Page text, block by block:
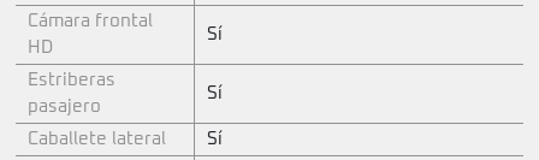
Cámara frontal
HD
Sí
Estriberas
pasajero
Sí
Caballete lateral
Sí